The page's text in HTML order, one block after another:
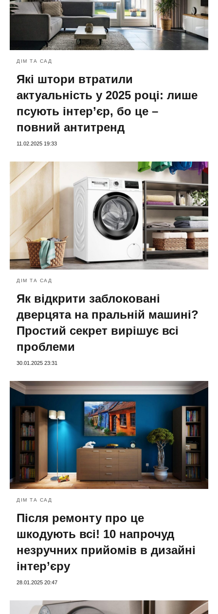
ДІМ ТА САД
Які штори втратили
актуальність у 2025 році: лише
псують інтер’єр, бо це –
повний антитренд
11.02.2025 19:33
ДІМ ТА САД
Як відкрити заблоковані
дверцята на пральній машині?
Простий секрет вирішує всі
проблеми
30.01.2025 23:31
ДІМ ТА САД
Після ремонту про це
шкодують всі! 10 напрочуд
незручних прийомів в дизайні
інтер’єру
28.01.2025 20:47